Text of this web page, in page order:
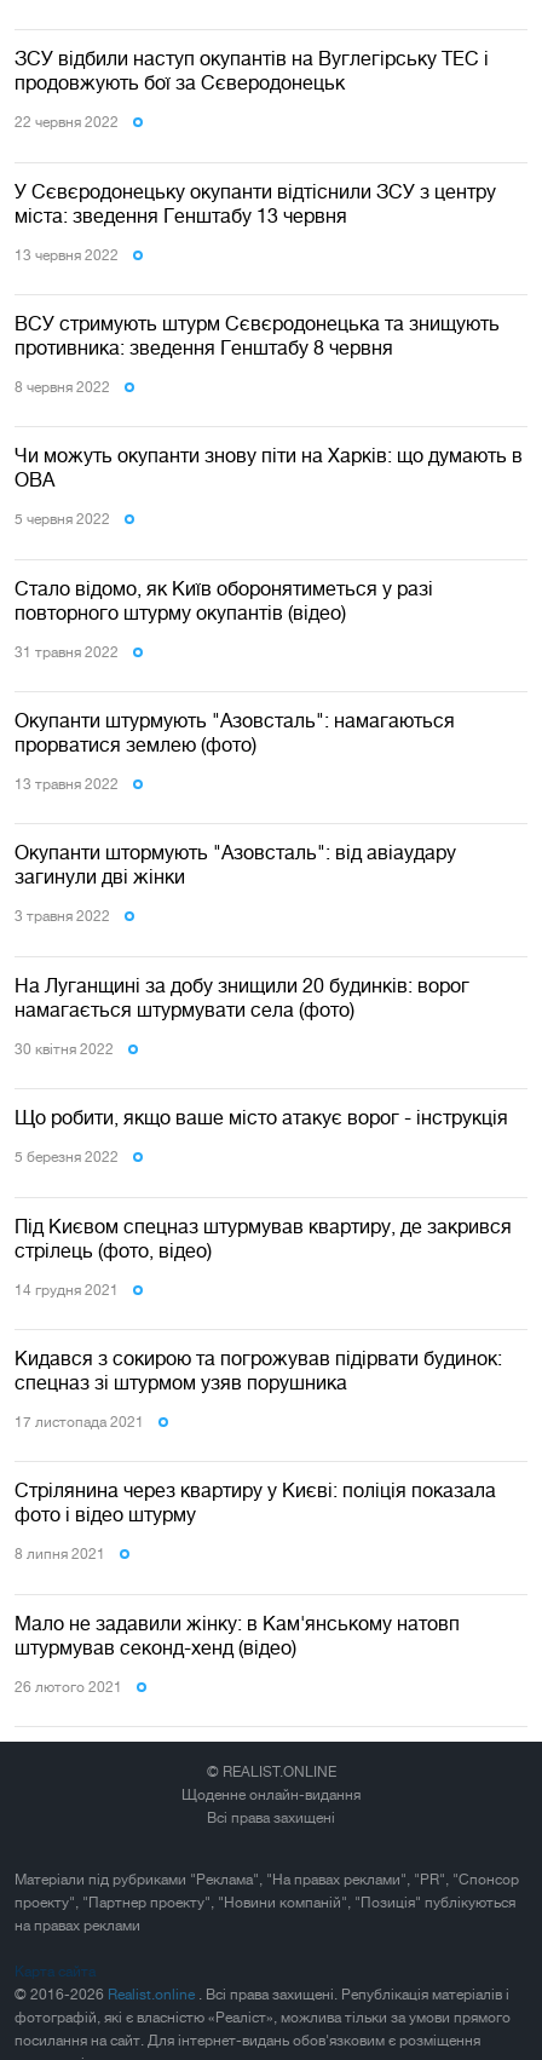
ЗСУ відбили наступ окупантів на Вуглегірську ТЕС і
продовжують бої за Сєверодонецьк
22 червня 2022
У Сєвєродонецьку окупанти відтіснили ЗСУ з центру
міста: зведення Генштабу 13 червня
13 червня 2022
ВСУ стримують штурм Сєвєродонецька та знищують
противника: зведення Генштабу 8 червня
8 червня 2022
Чи можуть окупанти знову піти на Харків: що думають в
ОВА
5 червня 2022
Стало відомо, як Київ оборонятиметься у разі
повторного штурму окупантів (відео)
31 травня 2022
Окупанти штурмують "Азовсталь": намагаються
прорватися землею (фото)
13 травня 2022
Окупанти штормують "Азовсталь": від авіаудару
загинули дві жінки
3 травня 2022
На Луганщині за добу знищили 20 будинків: ворог
намагається штурмувати села (фото)
30 квiтня 2022
Що робити, якщо ваше місто атакує ворог - інструкція
5 березня 2022
Під Києвом спецназ штурмував квартиру, де закрився
стрілець (фото, відео)
14 грудня 2021
Кидався з сокирою та погрожував підірвати будинок:
спецназ зі штурмом узяв порушника
17 листопада 2021
Стрілянина через квартиру у Києві: поліція показала
фото і відео штурму
8 липня 2021
Мало не задавили жінку: в Кам'янському натовп
штурмував секонд-хенд (відео)
26 лютого 2021
© REALIST.ONLINE
Щоденне онлайн-видання
Всі права захищені
Матеріали під рубриками "Реклама", "На правах реклами", "PR", "Спонсор
проекту", "Партнер проекту", "Новини компаній", "Позиція" публікуються
на правах реклами
Карта сайта
© 2016-2026 Realist.online . Всі права захищені. Републікація матеріалів і
фотографій, які є власністю «Реаліст», можлива тільки за умови прямого
посилання на сайт. Для інтернет-видань обов'язковим є розміщення